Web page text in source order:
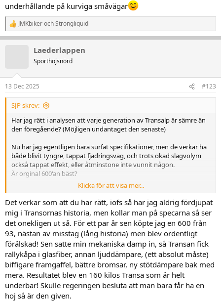
underhållande på kurviga småvägar
R
e
a
e
r
JMKbikerochStrongliquid
Laederlappen
Sporthojsnörd
13 Dec 2025 #123
SJP skrev:
Har jag rätt i analysen att varje generation av Transalp är sämre än
den föregående? (Möjligen undantaget den senaste)
Nu har jag egentligen bara surfat specifikationer, men de verkar ha
både blivit tyngre, tappat fjädringsväg, och trots ökad slagvolym
också tappat effekt, eller åtminstone inte vunnit någon.
Är orginal 600'an bäst?
Klicka för att visa mer...
Det verkar som att du har rätt, iofs så har jag aldrig fördjupat
mig i Transornas historia, men kollar man på specarna så ser
det onekligen ut så. För ett par år sen köpte jag en 600 från
93, nästan av misstag (lång historia) men blev ordentligt
förälskad! Sen satte min mekaniska damp in, så Transan fick
rallykåpa i glasfiber, annan ljuddämpare, (ett absolut måste)
biffigare framgaffel, bättre bromsar, ny stötdämpare bak med
mera. Resultatet blev en 160 kilos Transa som är helt
underbar! Skulle regeringen besluta att man bara får ha en
hoj så är den given.